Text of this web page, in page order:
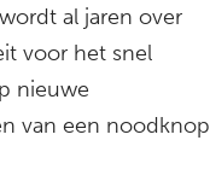
al jaren over
voor het snel
nieuwe
van een noodknop